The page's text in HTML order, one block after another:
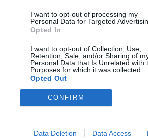
I want to opt-out of processing my
Personal Data for Targeted
Opted In
I want to opt-out of Collection, Use,
Retention, Sale, and/or Sharing of
Personal Data that Is Unrelated with
Purposes for which it was collected.
Opted Out
CONFIRM
Data Deletion Data Access
La città di Milano festeggia la
poetessa regalandole un
21/03/2004
1 JUVENTUS (4-4-2): Buffon 6,
Ferrara 6,5, Thuram 5,
Legrottaglie 5, Pessotto 6